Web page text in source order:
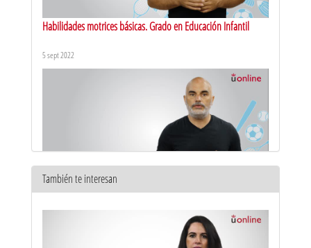
Habilidades motrices básicas. Grado en Educación Infantil
5 sept 2022
También te interesan